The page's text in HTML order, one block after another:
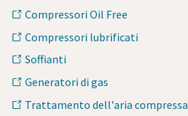
Compressori Oil Free
Compressori lubrificati
Soffianti
Generatori di gas
Trattamento dell'aria compressa